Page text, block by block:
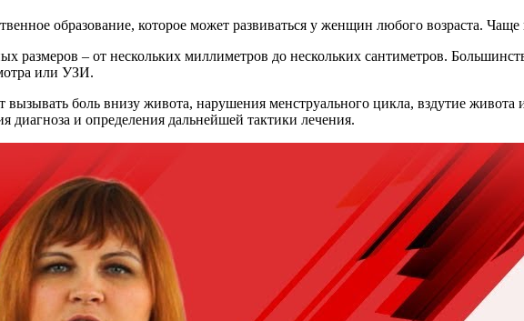
образование, которое может развиваться у женщин любого возраста.
размеров – от нескольких миллиметров до нескольких сантиметров.
или УЗИ.
вызывать боль внизу живота, нарушения менструального цикла, вздутие
диагноза и определения дальнейшей тактики лечения.